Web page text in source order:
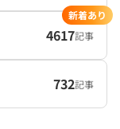
4617記事
新着あり
732記事